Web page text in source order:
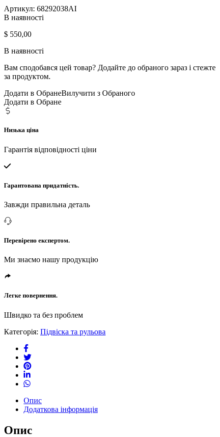
Артикул: 68292038AI
В наявності
$ 550,00
В наявності
Вам сподобався цей товар? Додайте до обраного зараз і стежте
за продуктом.
Додати в ОбранеВилучити з Обраного
Додати в Обране
Низька ціна
Гарантія відповідності ціни
Гарантована придатність.
Завжди правильна деталь
Перевірено експертом.
Ми знаємо нашу продукцію
Легке повернення.
Швидко та без проблем
Категорія: Підвіска та рульова
Опис
Додаткова інформація
Опис